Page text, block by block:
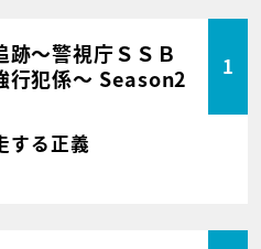
跡～警視庁ＳＳＢ
行犯係～ Season2
1
る正義